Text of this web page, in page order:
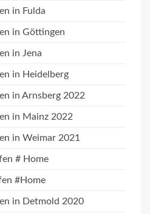
in Fulda
in Göttingen
in Jena
in Heidelberg
in Arnsberg 2022
in Mainz 2022
in Weimar 2021
# Home
#Home
in Detmold 2020